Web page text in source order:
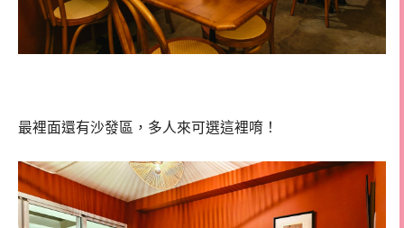
最裡面還有沙發區，多人來可選這裡唷！